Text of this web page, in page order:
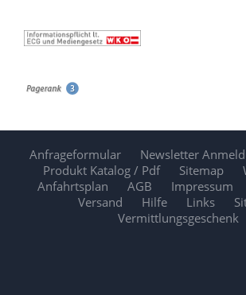
Anfrageformular Newsletter
Produkt Katalog / Pdf
Sitemap
Anfahrtsplan
AGB Impressum
Versand
Hilfe Links
Vermittlungsgeschenk